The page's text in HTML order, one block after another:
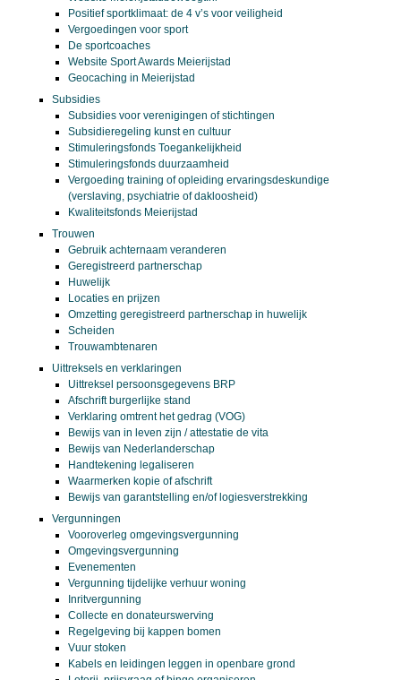
Positief sportklimaat: de 4 v’s voor veiligheid
Vergoedingen voor sport
De sportcoaches
Website Sport Awards Meierijstad
Geocaching in Meierijstad
Subsidies
Subsidies voor verenigingen of stichtingen
Subsidieregeling kunst en cultuur
Stimuleringsfonds Toegankelijkheid
Stimuleringsfonds duurzaamheid
Vergoeding training of opleiding ervaringsdeskundige
(verslaving, psychiatrie of dakloosheid)
Kwaliteitsfonds Meierijstad
Trouwen
Gebruik achternaam veranderen
Geregistreerd partnerschap
Huwelijk
Locaties en prijzen
Omzetting geregistreerd partnerschap in huwelijk
Scheiden
Trouwambtenaren
Uittreksels en verklaringen
Uittreksel persoonsgegevens BRP
Afschrift burgerlijke stand
Verklaring omtrent het gedrag (VOG)
Bewijs van in leven zijn / attestatie de vita
Bewijs van Nederlanderschap
Handtekening legaliseren
Waarmerken kopie of afschrift
Bewijs van garantstelling en/of logiesverstrekking
Vergunningen
Vooroverleg omgevingsvergunning
Omgevingsvergunning
Evenementen
Vergunning tijdelijke verhuur woning
Inritvergunning
Collecte en donateurswerving
Regelgeving bij kappen bomen
Vuur stoken
Kabels en leidingen leggen in openbare grond